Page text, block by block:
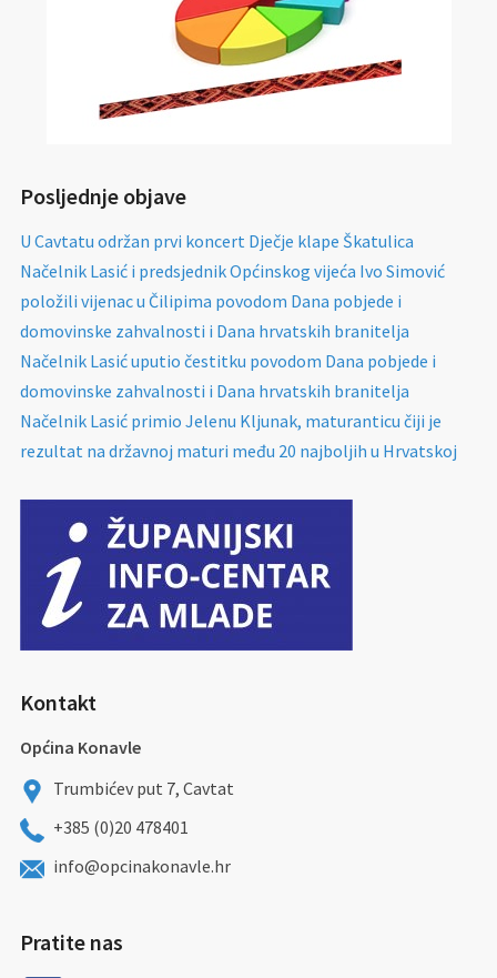
Posljednje objave
U Cavtatu održan prvi koncert Dječje klape Škatulica
Načelnik Lasić i predsjednik Općinskog vijeća Ivo Simović
položili vijenac u Čilipima povodom Dana pobjede i
domovinske zahvalnosti i Dana hrvatskih branitelja
Načelnik Lasić uputio čestitku povodom Dana pobjede i
domovinske zahvalnosti i Dana hrvatskih branitelja
Načelnik Lasić primio Jelenu Kljunak, maturanticu čiji je
rezultat na državnoj maturi među 20 najboljih u Hrvatskoj
Kontakt
Općina Konavle
Trumbićev put 7, Cavtat
+385 (0)20 478401
info@opcinakonavle.hr
Pratite nas